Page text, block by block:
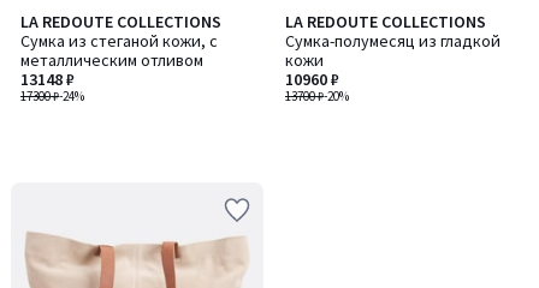
LA REDOUTE COLLECTIONS
Сумка из стеганой кожи, с
металлическим отливом
17300 ₽-24%
13148 ₽
LA REDOUTE COLLECTIONS
Сумка-полумесяц из гладкой
кожи
13700 ₽-20%
10960 ₽